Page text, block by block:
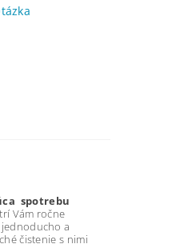
spotrebu
Vám ročne
a
čistenie s nimi